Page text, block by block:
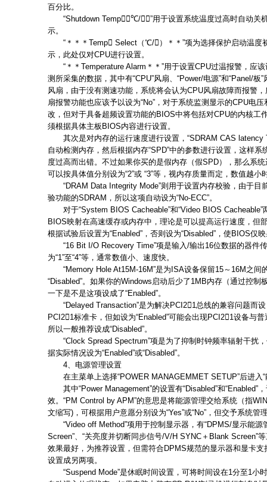
百分比。
“Shutdown Temp（℃/）”用于设置系统温度过高时自动关
示。
“＊＊＊Temp Select（℃/）＊＊”项为选择保护启动温度
示，此处仅对CPU进行设置。
“＊＊Temperature Alarm＊＊”用于设置CPU过温报警，应该
测所采集的数据，其中有“CPU”风扇、“Power/电源”和“Panel/
风扇，由于没有测速功能，系统将会认为CPU风扇故障而报警
扇报警功能也应该予以设为“No”，对于系统监测显示的CPU电
改，但对于具备超频设置功能的BIOS中将包括对CPU的内核工
须根据具体主板BIOS内容进行设置。
其次是对内存的运行速度进行设置，“SDRAM CAS latency
自动检测内存，然后根据内存“SPD”中的参数进行设置，这样
度过高而出错。不过如果你买的是假内存（假SPD），那么系
可以按具体值分别设为“2”或 “3”等，视内存质量而定，数值越小
“DRAM Data Integrity Mode”则用于设置内存校验，由于目
验功能的SDRAM，所以这项自动设为“No-ECC”。
对于“System BIOS Cacheable”和“Video BIOS Cacheable”
BIOS映射在高速缓存或内存中，理论是可以提高运行速度，但
根据试验后设置为“Enabled”，否则设为“Disabled”，使BIOS仅
“16 Bit I/O Recovery Time”项是输入/输出16位数据的器件
为“1”至“4”等，通常数值小、速度快。
“Memory Hole At15M-16M”是为ISA设备保留15～16M之间
“Disabled”。如果你的Windows启动后少了1MB内存（通过控制
一下是不是这项设成了“Enabled”。
“Delayed Transaction”是为解决PCI21总线的兼容问题而设
PCI21标准卡，但如设为“Enabled”可能会出现PCI21设备与
所以一般推荐设成“Disabled”。
“Clock Spread Spectrum”项是为了抑制时钟频率辐射干扰
据实际情况设为“Enabled”或“Disabled”。
4、电源管理设置
在主菜单上选择“POWER MANAGEMMET SETUP”后进入“
其中“Power Management”的设置有“Disabled”和“Enabled”
效。“PM Control by APM”的意思是将能源管理交给系统（指
文缩写)，可根据用户意愿分别设为“Yes”或“No”，但交予系统管
“Video off Method”项用于控制显示器，有“DPMS/显示能源
Screen”、“关亮度并切断同步信号/V/H SYNC＋Blank Screen”
效果最好，为推荐设置，但需符合DPMS规范的显示器和显卡
设置成另两项。
“Suspend Mode”是休眠时间设置，可将时间设在1分至1小